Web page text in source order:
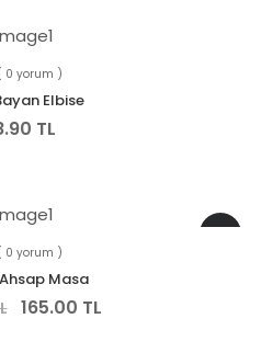
0 yorum )
Elbise
TL
-% 25
0 yorum )
Masa
165.00 TL